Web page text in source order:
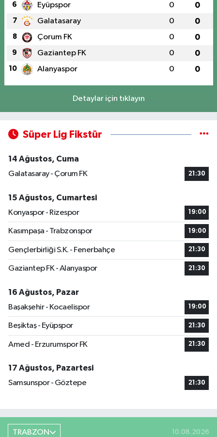
6 Eyüpspor 0 0
7 Galatasaray 0 0
8 Çorum FK 0 0
9 Gaziantep FK 0 0
10 Alanyaspor 0 0
Detaylar için tıklayın
Süper Lig Fikstür
14 Ağustos, Cuma
Galatasaray - Çorum FK
21:30
15 Ağustos, Cumartesi
Konyaspor - Rizespor
19:00
Kasımpaşa - Trabzonspor 19:00
Gençlerbirliği S.K. - Fenerbahçe 21:30
Gaziantep FK - Alanyaspor 21:30
16 Ağustos, Pazar
Başakşehir - Kocaelispor
19:00
Beşiktaş - Eyüpspor 21:30
Amed - Erzurumspor FK 21:30
17 Ağustos, Pazartesi
Samsunspor - Göztepe
21:30
TRABZON 10.08.2026